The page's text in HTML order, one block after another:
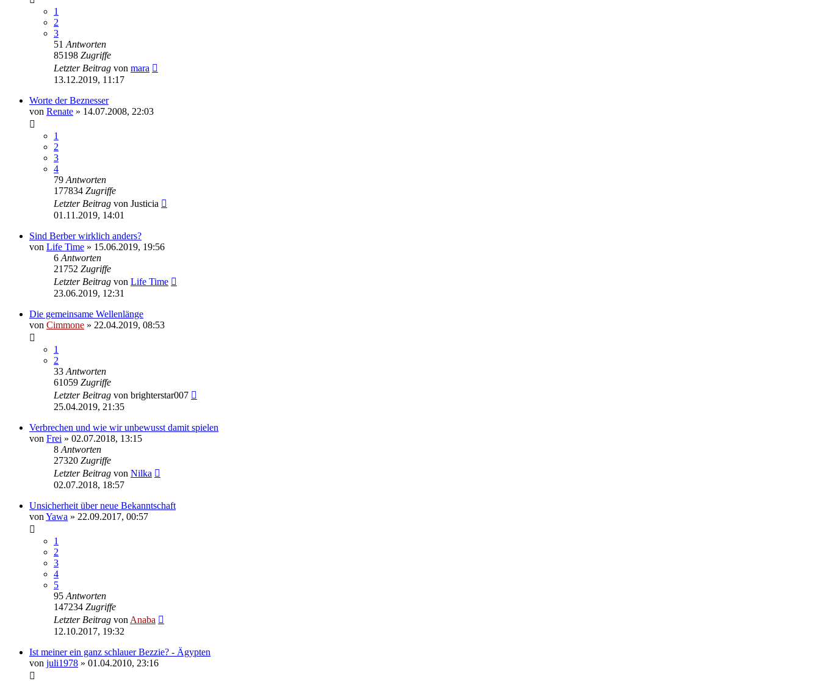
1
2
3
51 Antworten
85198 Zugriffe
Letzter Beitrag von mara
13.12.2019, 11:17
Worte der Beznesser
von Renate » 14.07.2008, 22:03
1
2
3
4
79 Antworten
177834 Zugriffe
Letzter Beitrag von Justicia
01.11.2019, 14:01
Sind Berber wirklich anders?
von Life Time » 15.06.2019, 19:56
6 Antworten
21752 Zugriffe
Letzter Beitrag von Life Time
23.06.2019, 12:31
Die gemeinsame Wellenlänge
von Cimmone » 22.04.2019, 08:53
1
2
33 Antworten
61059 Zugriffe
Letzter Beitrag von brighterstar007
25.04.2019, 21:35
Verbrechen und wie wir unbewusst damit spielen
von Frei » 02.07.2018, 13:15
8 Antworten
27320 Zugriffe
Letzter Beitrag von Nilka
02.07.2018, 18:57
Unsicherheit über neue Bekanntschaft
von Yawa » 22.09.2017, 00:57
1
2
3
4
5
95 Antworten
147234 Zugriffe
Letzter Beitrag von Anaba
12.10.2017, 19:32
Ist meiner ein ganz schlauer Bezzie? - Ägypten
von juli1978 » 01.04.2010, 23:16